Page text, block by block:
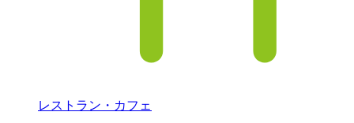
レストラン・カフェ